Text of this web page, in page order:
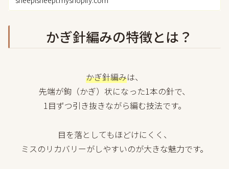
かぎ針編みの特徴とは？
かぎ針編みは、
先端が鉤（かぎ）状になった1本の針で、
1目ずつ引き抜きながら編む技法です。
目を落としてもほどけにくく、
ミスのリカバリーがしやすいのが大きな魅力です。